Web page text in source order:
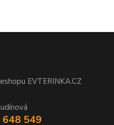
EVTERINKA.CZ
549